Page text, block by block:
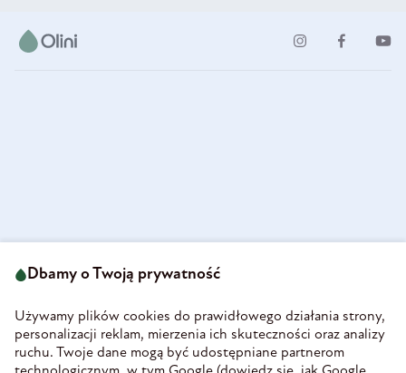
58-160 Świebodzice
REGON 890213034
INFORMACJE
Dbamy o Twoją prywatność
Używamy plików cookies do prawidłowego działania strony,
personalizacji reklam, mierzenia ich skuteczności oraz analizy
ruchu. Twoje dane mogą być udostępniane partnerom